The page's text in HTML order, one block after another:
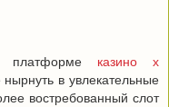
платформе казино х
в увлекательные
востребованный слот